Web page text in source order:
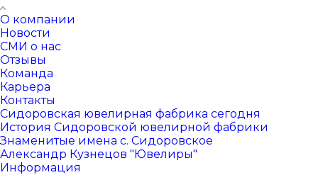
О компании
Новости
СМИ о нас
Отзывы
Команда
Карьера
Контакты
Сидоровская ювелирная фабрика сегодня
История Сидоровской ювелирной фабрики
Знаменитые имена с. Сидоровское
Александр Кузнецов "Ювелиры"
Информация